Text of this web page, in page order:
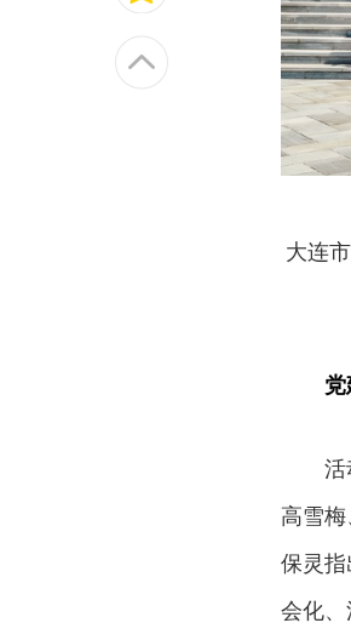
大连
高雪
保灵
会化